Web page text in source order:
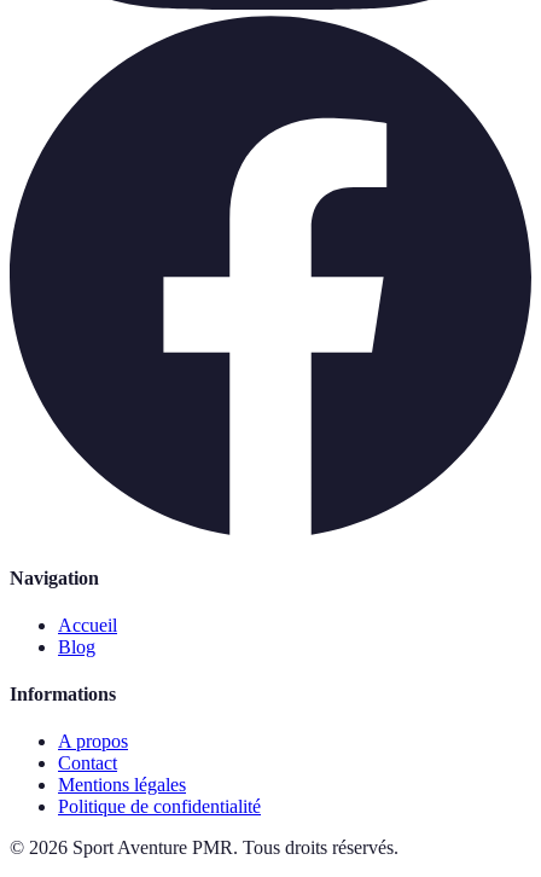
Navigation
Accueil
Blog
Informations
A propos
Contact
Mentions légales
Politique de confidentialité
© 2026 Sport Aventure PMR. Tous droits réservés.